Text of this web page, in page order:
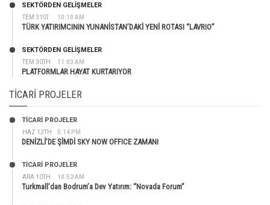
TEM 31ST 10:10 AM
SEKTÖRDEN GELIŞMELER
TÜRK YATIRIMCININ YUNANİSTAN’DAKİ YENİ ROTASI “LAVRIO”
TEM 30TH 11:03 AM
SEKTÖRDEN GELIŞMELER
PLATFORMLAR HAYAT KURTARIYOR
TICARI PROJELER
HAZ 12TH 5:14 PM
TİCARİ PROJELER
DENİZLİ’DE ŞİMDİ SKY NOW OFFICE ZAMANI
ARA 10TH 10:52 AM
TİCARİ PROJELER
Turkmall’dan Bodrum’a Dev Yatırım: “Novada Forum”